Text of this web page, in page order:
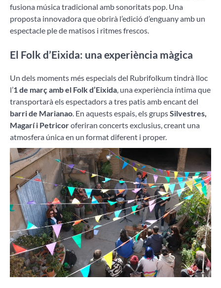
fusiona música tradicional amb sonoritats pop. Una
proposta innovadora que obrirà l’edició d’enguany amb un
espectacle ple de matisos i ritmes frescos.
El Folk d’Eixida: una experiència màgica
Un dels moments més especials del Rubrifolkum tindrà lloc
l’1 de març amb el Folk d’Eixida, una experiència íntima que
transportarà els espectadors a tres patis amb encant del
barri de Marianao. En aquests espais, els grupsSilvestres,
Magarí i Petricoroferiran concerts exclusius, creant una
atmosfera única en un format diferent i proper.